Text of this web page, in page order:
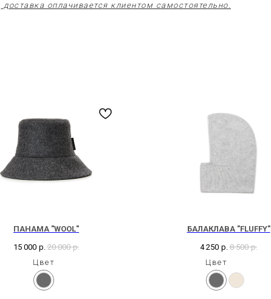
доставка оплачивается клиентом самостоятельно.
ПАНАМА "WOOL"
15 000 р. 20 000 р.
Цвет
БАЛАКЛАВА "FLUFFY"
4 250 р. 8 500 р.
Цвет